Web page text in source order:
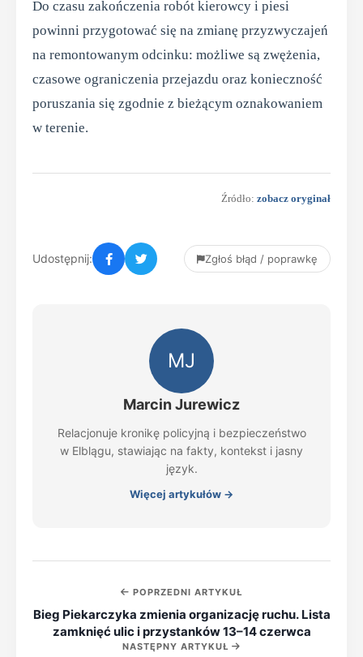
Do czasu zakończenia robót kierowcy i piesi
powinni przygotować się na zmianę przyzwyczajeń
na remontowanym odcinku: możliwe są zwężenia,
czasowe ograniczenia przejazdu oraz konieczność
poruszania się zgodnie z bieżącym oznakowaniem
w terenie.
Źródło: zobacz oryginał
Udostępnij: Zgłoś błąd / poprawkę
MJ
Marcin Jurewicz
Relacjonuje kronikę policyjną i bezpieczeństwo
w Elblągu, stawiając na fakty, kontekst i jasny
język.
Więcej artykułów →
POPRZEDNI ARTYKUŁ
Bieg Piekarczyka zmienia organizację ruchu. Lista
zamknięć ulic i przystanków 13–14 czerwca
NASTĘPNY ARTYKUŁ